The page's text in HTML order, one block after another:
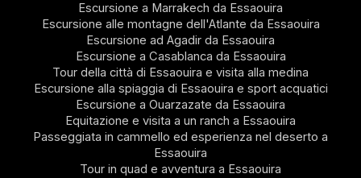
Escursione a Marrakech da Essaouira
Escursione alle montagne dell'Atlante da Essaouira
Escursione ad Agadir da Essaouira
Escursione a Casablanca da Essaouira
Tour della città di Essaouira e visita alla medina
Escursione alla spiaggia di Essaouira e sport acquatici
Escursione a Ouarzazate da Essaouira
Equitazione e visita a un ranch a Essaouira
Passeggiata in cammello ed esperienza nel deserto a
Essaouira
Tour in quad e avventura a Essaouira